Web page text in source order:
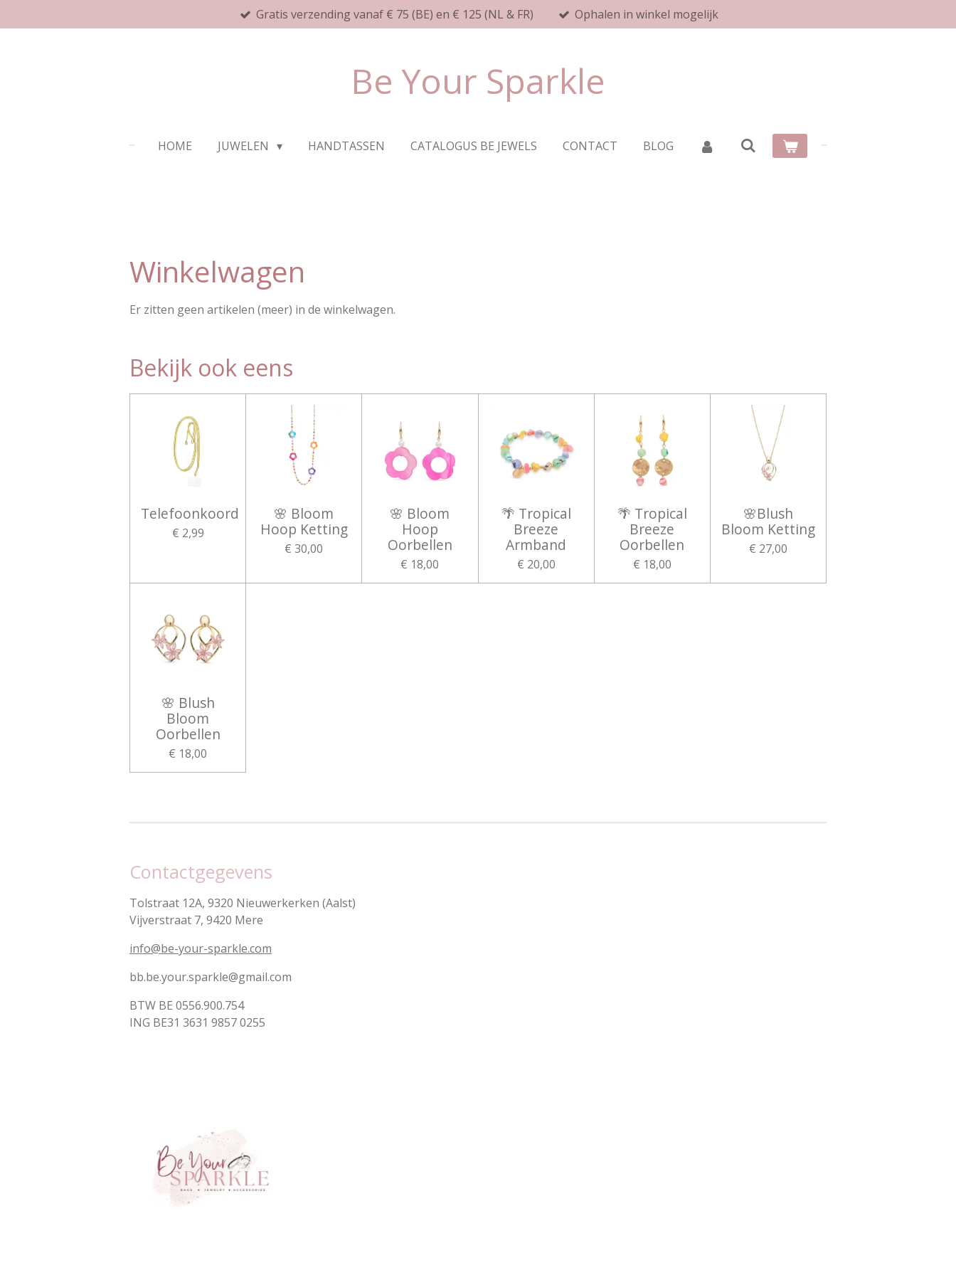
direct
Gratis verzending vanaf € 75 (BE) en € 125 (NL & FR) Ophalen in winkel mogelijk
Be Your Sparkle
HOME JUWELEN HANDTASSEN CATALOGUS BE JEWELS CONTACT BLOG
Winkelwagen
Er zitten geen artikelen (meer) in de winkelwagen.
Bekijk ook eens
Telefoonkoord
€ 2,99
🌸 Bloom
Hoop Ketting
€ 30,00
🌸 Bloom
Hoop
Oorbellen
€ 18,00
🌴 Tropical
Breeze
Armband
€ 20,00
🌴 Tropical
Breeze
Oorbellen
€ 18,00
🌸Blush
Bloom Ketting
€ 27,00
🌸 Blush
Bloom
Oorbellen
€ 18,00
Contactgegevens
Tolstraat 12A, 9320 Nieuwerkerken (Aalst)
Vijverstraat 7, 9420 Mere
info@be-your-sparkle.com
bb.be.your.sparkle@gmail.com
BTW BE 0556.900.754
ING BE31 3631 9857 0255